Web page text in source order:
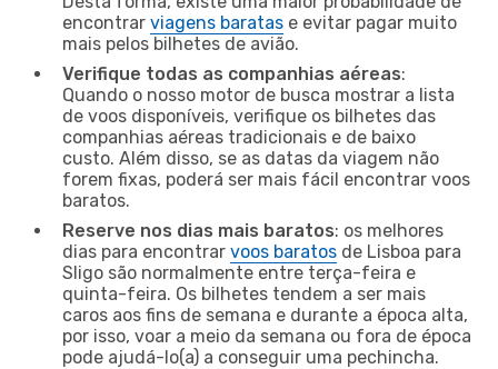
encontrar viagens baratas e evitar pagar muito
mais pelos bilhetes de avião.
Verifique todas as companhias aéreas:
Quando o nosso motor de busca mostrar a lista
de voos disponíveis, verifique os bilhetes das
companhias aéreas tradicionais e de baixo
custo. Além disso, se as datas da viagem não
forem fixas, poderá ser mais fácil encontrar voos
baratos.
Reserve nos dias mais baratos: os melhores
dias para encontrar voos baratos de Lisboa para
Sligo são normalmente entre terça-feira e
quinta-feira. Os bilhetes tendem a ser mais
caros aos fins de semana e durante a época alta,
por isso, voar a meio da semana ou fora de época
pode ajudá-lo(a) a conseguir uma pechincha.